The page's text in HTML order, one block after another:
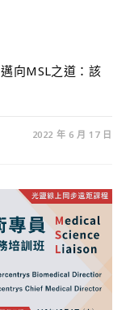
向MSL之道：該
2022 年 6 月 17 日